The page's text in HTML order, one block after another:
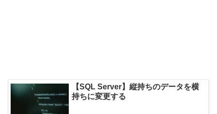
【SQL Server】縦持ちのデータを横
持ちに変更する